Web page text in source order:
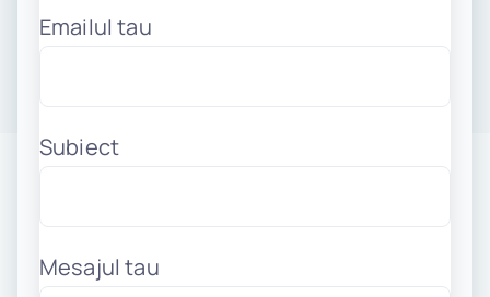
Emailul tau
Subiect
Mesajul tau